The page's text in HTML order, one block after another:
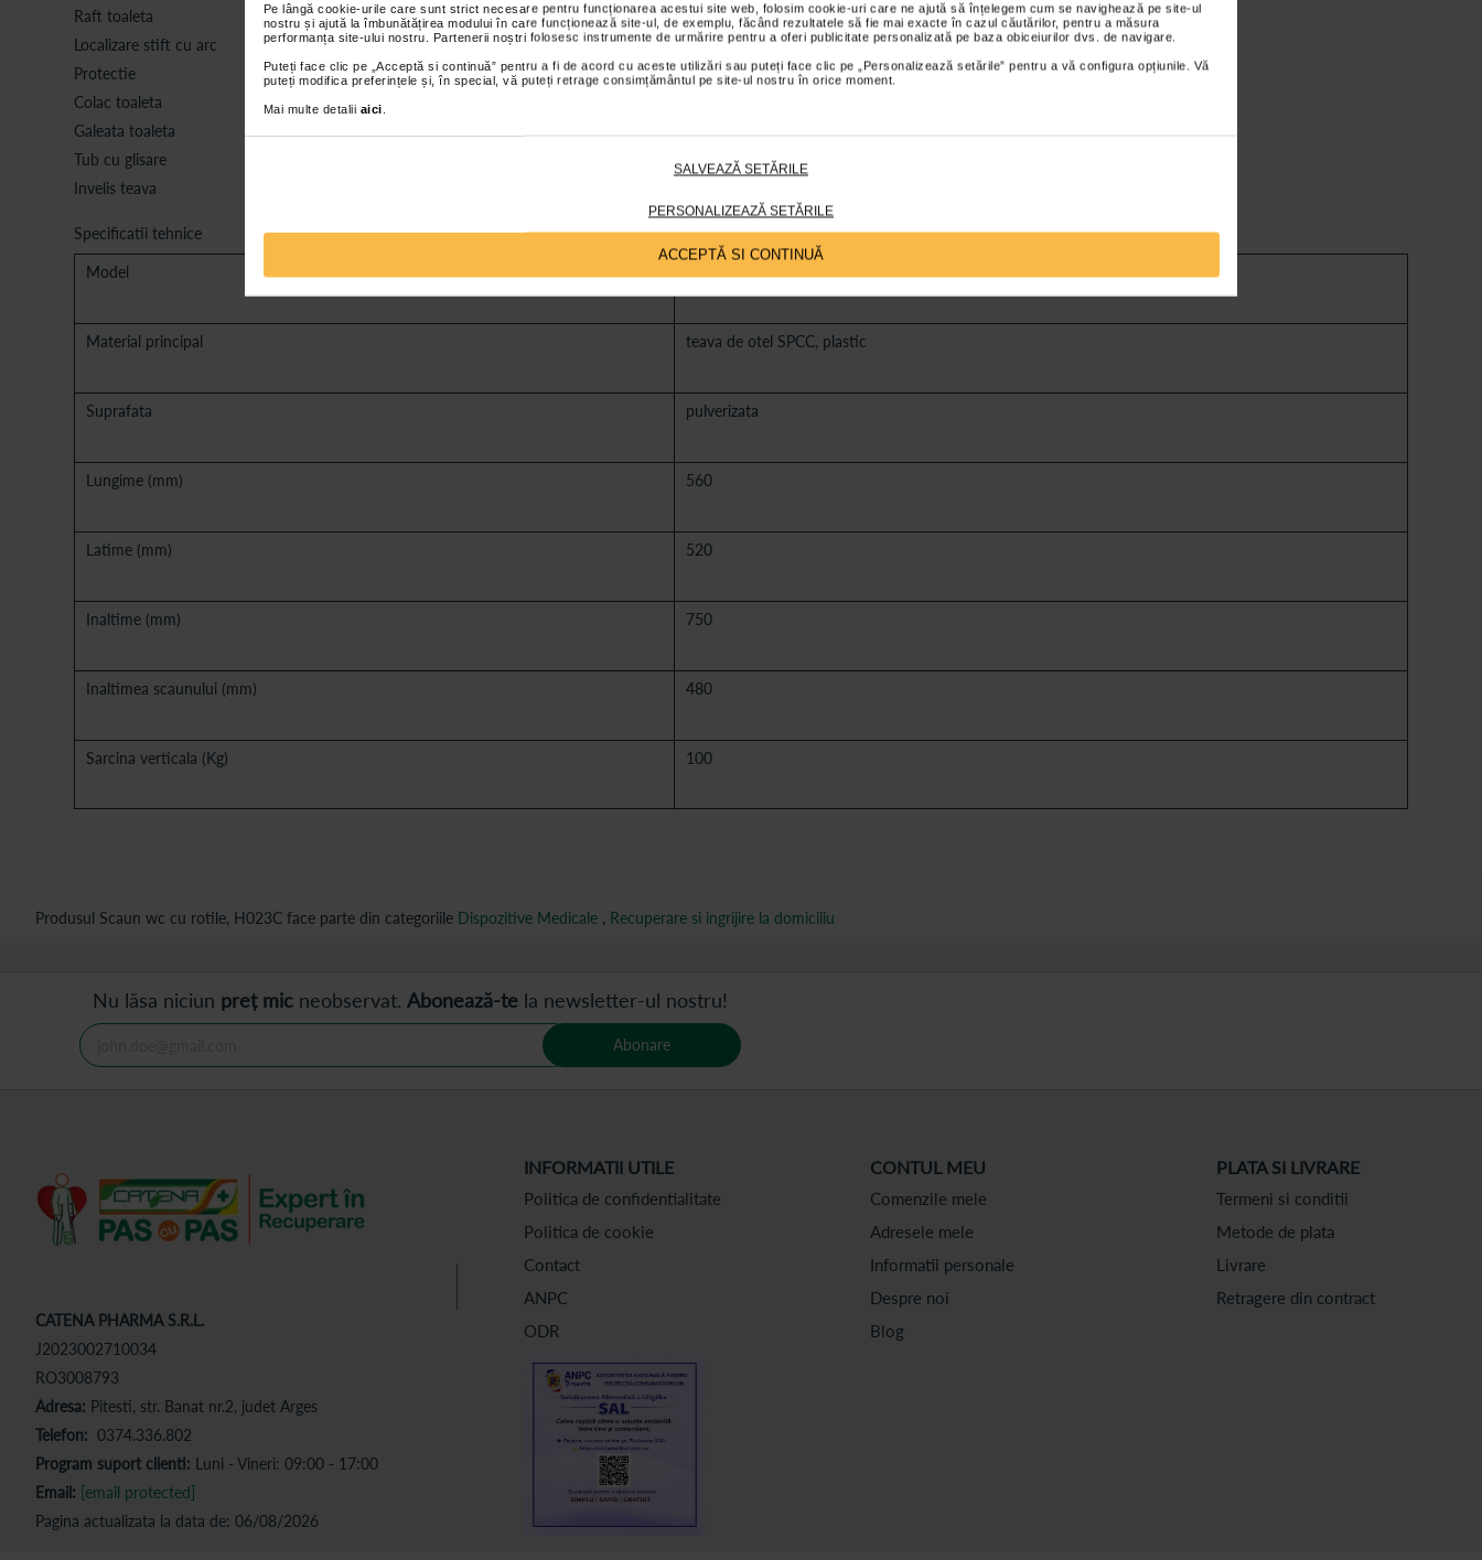
Pe lângă cookie-urile care sunt strict necesare pentru funcționarea acestui site web, folosim cookie-uri care ne ajută să înțelegem cum se navighează pe site-ul
nostru și ajută la îmbunătățirea modului în care funcționează site-ul, de exemplu, făcând rezultatele să fie mai exacte în cazul căutărilor, pentru a măsura
performanța site-ului nostru. Partenerii noștri folosesc instrumente de urmărire pentru a oferi publicitate personalizată pe baza obiceiurilor dvs. de navigare.
Puteți face clic pe „Acceptă si continuă” pentru a fi de acord cu aceste utilizări sau puteți face clic pe „Personalizează setările” pentru a vă configura opțiunile. Vă
puteți modifica preferințele și, în special, vă puteți retrage consimțământul pe site-ul nostru în orice moment.
Mai multe detalii aici
SALVEAZĂ SETĂRILE
PERSONALIZEAZĂ SETĂRILE
ACCEPTĂ SI CONTINUĂ
Raft toaleta
Localizare stift cu arc
Protectie
Colac toaleta
Galeata toaleta
Tub cu glisare
Invelis teava
Specificatii tehnice
Model
Material principal teava de otel SPCC, plastic
Suprafata pulverizata
Lungime (mm) 560
Latime (mm) 520
Inaltime (mm) 750
Inaltimea scaunului (mm) 480
Sarcina verticala (Kg) 100
Produsul Scaun wc cu rotile, H023C face parte din categoriile Dispozitive Medicale , Recuperare si ingrijire la domiciliu
Nu lăsa niciun preț mic neobservat. Abonează-te la newsletter-ul nostru!
Abonare
CATENA PHARMA S.R.L.
J2023002710034
RO3008793
Adresa: Pitesti, str. Banat nr.2, judet Arges
Telefon: 0374.336.802
Program suport clienti: Luni - Vineri: 09:00 - 17:00
Email: [email protected]
Pagina actualizata la data de: 06/08/2026
INFORMATII UTILE
Politica de confidentialitate
Politica de cookie
Contact
ANPC
ODR
CONTUL MEU
Comenzile mele
Adresele mele
Informatii personale
Despre noi
Blog
PLATA SI LIVRARE
Termeni si conditii
Metode de plata
Livrare
Retragere din contract